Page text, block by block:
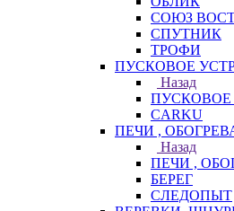
СОЮЗ
СПУТНИК
ТРОФИ
ПУСКОВОЕ
Назад
ПУСКОВОЕ
CARKU
ПЕЧИ ,
Назад
ПЕЧИ ,
БЕРЕГ
СЛЕДОПЫТ